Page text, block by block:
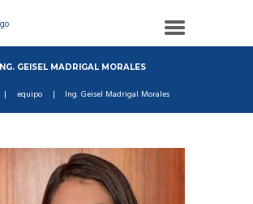
ING. GEISEL MADRIGAL MORALES
equipo Ing. Geisel Madrigal Morales